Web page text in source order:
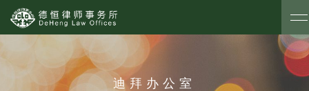
迪拜办公室